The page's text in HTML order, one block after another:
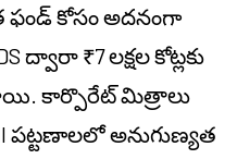
ఫండ్ కోసం అదనంగా
ద్వారా ₹7 లక్షల కోట్లకు
కార్పొరేట్ మిత్రాలు
అనుగుణ్యత